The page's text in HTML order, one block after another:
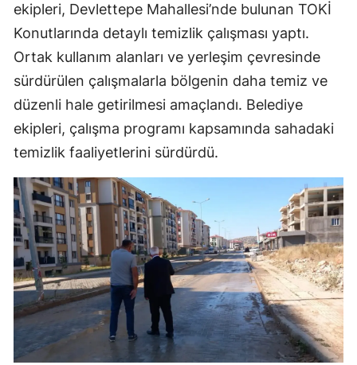
ekipleri, Devlettepe Mahallesi’nde bulunan TOKİ
Konutlarında detaylı temizlik çalışması yaptı.
Ortak kullanım alanları ve yerleşim çevresinde
sürdürülen çalışmalarla bölgenin daha temiz ve
düzenli hale getirilmesi amaçlandı. Belediye
ekipleri, çalışma programı kapsamında sahadaki
temizlik faaliyetlerini sürdürdü.